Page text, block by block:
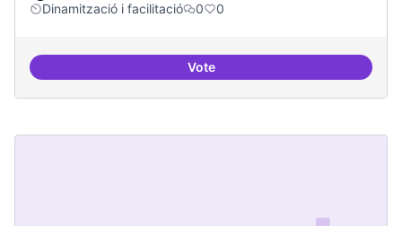
Dinamització i facilitació
0 0
VoteSuport a projectes digitals i